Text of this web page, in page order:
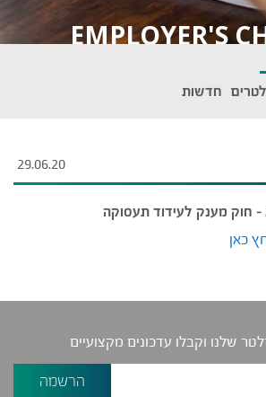
EMPLOYER'S
חדשות
29.06.20
כאן
שלנו וקבלו עדכונים מקצועיים